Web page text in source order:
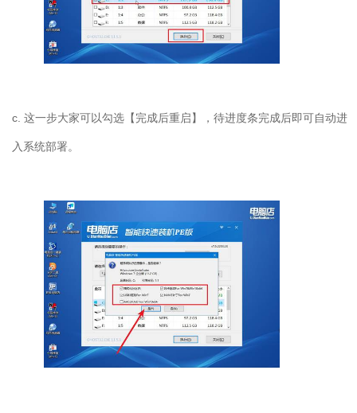
c. 这一步大家可以勾选【完成后重启】，待进度条完成后即可自动进
入系统部署。